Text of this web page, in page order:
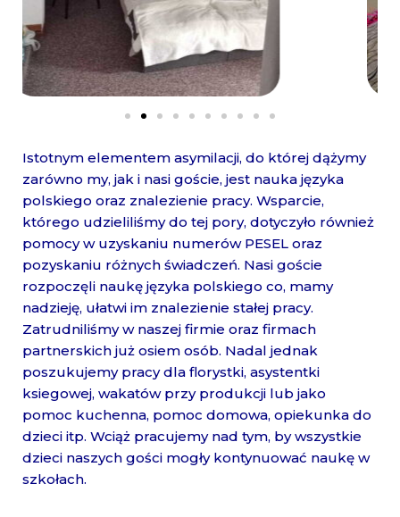
Istotnym elementem asymilacji, do której dążymy
zarówno my, jak i nasi goście, jest nauka języka
polskiego oraz znalezienie pracy. Wsparcie,
którego udzieliliśmy do tej pory, dotyczyło również
pomocy w uzyskaniu numerów PESEL oraz
pozyskaniu różnych świadczeń. Nasi goście
rozpoczęli naukę języka polskiego co, mamy
nadzieję, ułatwi im znalezienie stałej pracy.
Zatrudniliśmy w naszej firmie oraz firmach
partnerskich już osiem osób. Nadal jednak
poszukujemy pracy dla florystki, asystentki
ksiegowej, wakatów przy produkcji lub jako
pomoc kuchenna, pomoc domowa, opiekunka do
dzieci itp. Wciąż pracujemy nad tym, by wszystkie
dzieci naszych gości mogły kontynuować naukę w
szkołach.